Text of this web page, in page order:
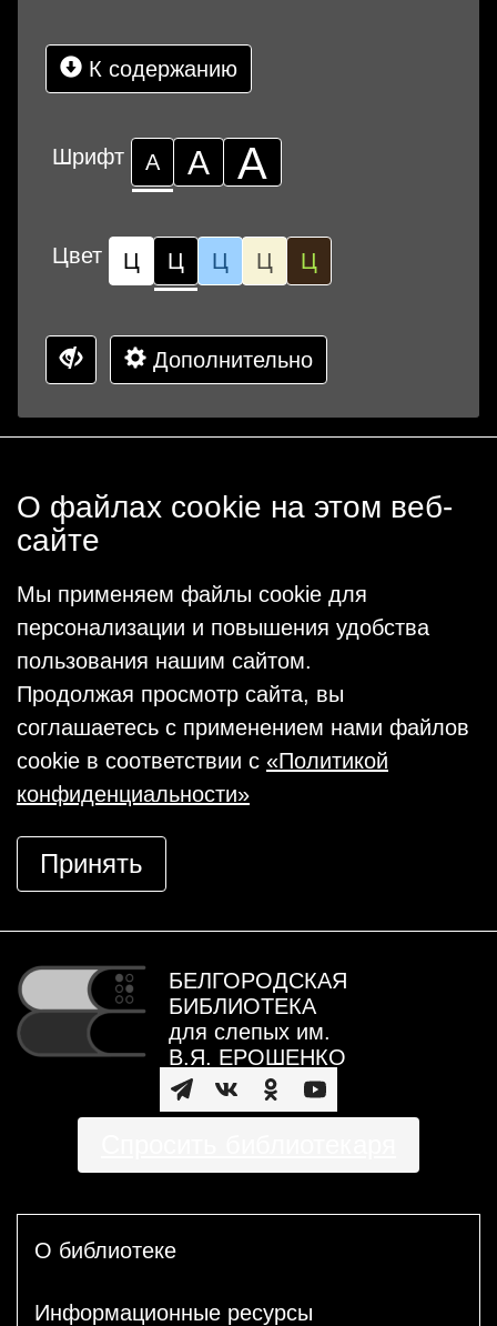
К содержанию
Шрифт А А А
Цвет Ц Ц Ц Ц Ц
Дополнительно
О файлах cookie на этом веб-
сайте
Мы применяем файлы cookie для
персонализации и повышения удобства
пользования нашим сайтом.
Продолжая просмотр сайта, вы
соглашаетесь с применением нами файлов
cookie в соответствии с «Политикой
конфиденциальности»
Принять
БЕЛГОРОДСКАЯ
БИБЛИОТЕКА
для слепых им.
В.Я. ЕРОШЕНКО
О библиотеке
Информационные ресурсы